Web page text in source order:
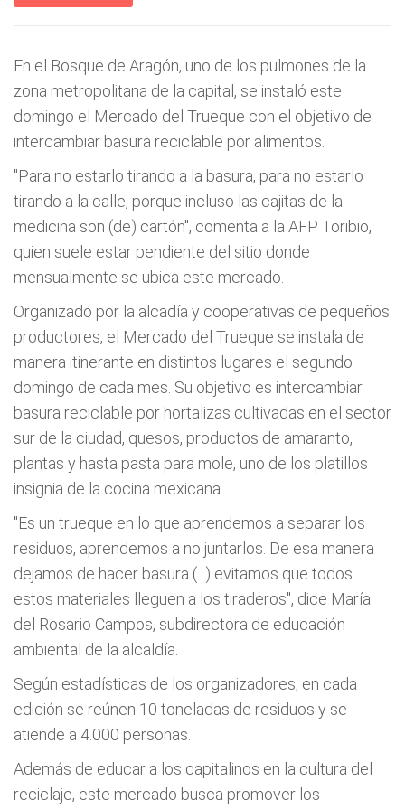
En el Bosque de Aragón, uno de los pulmones de la
zona metropolitana de la capital, se instaló este
domingo el Mercado del Trueque con el objetivo de
intercambiar basura reciclable por alimentos.
"Para no estarlo tirando a la basura, para no estarlo
tirando a la calle, porque incluso las cajitas de la
medicina son (de) cartón", comenta a la AFP Toribio,
quien suele estar pendiente del sitio donde
mensualmente se ubica este mercado.
Organizado por la alcadía y cooperativas de pequeños
productores, el Mercado del Trueque se instala de
manera itinerante en distintos lugares el segundo
domingo de cada mes. Su objetivo es intercambiar
basura reciclable por hortalizas cultivadas en el sector
sur de la ciudad, quesos, productos de amaranto,
plantas y hasta pasta para mole, uno de los platillos
insignia de la cocina mexicana.
"Es un trueque en lo que aprendemos a separar los
residuos, aprendemos a no juntarlos. De esa manera
dejamos de hacer basura (...) evitamos que todos
estos materiales lleguen a los tiraderos", dice María
del Rosario Campos, subdirectora de educación
ambiental de la alcaldía.
Según estadísticas de los organizadores, en cada
edición se reúnen 10 toneladas de residuos y se
atiende a 4.000 personas.
Además de educar a los capitalinos en la cultura del
reciclaje, este mercado busca promover los